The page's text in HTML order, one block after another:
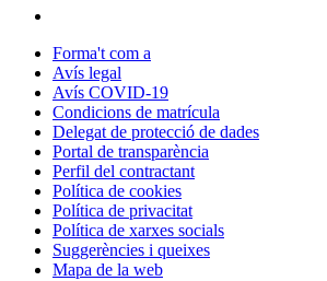
Forma't com a
Avís legal
Avís COVID-19
Condicions de matrícula
Delegat de protecció de dades
Portal de transparència
Perfil del contractant
Política de cookies
Política de privacitat
Política de xarxes socials
Suggerències i queixes
Mapa de la web